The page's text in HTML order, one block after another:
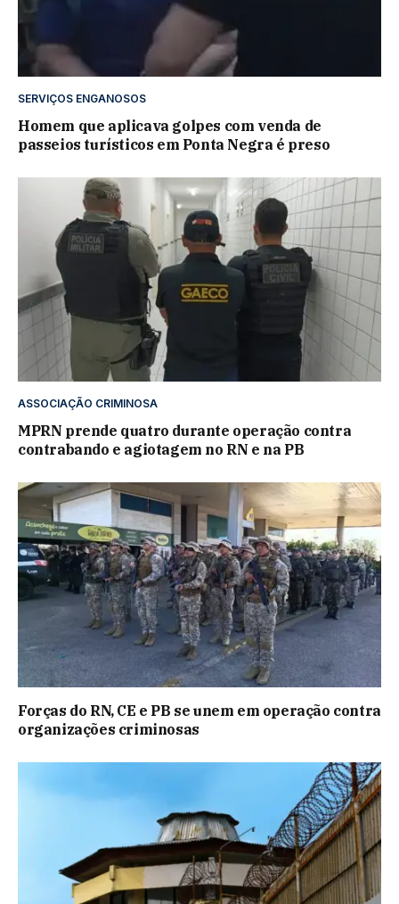
SERVIÇOS ENGANOSOS
Homem que aplicava golpes com venda de
passeios turísticos em Ponta Negra é preso
ASSOCIAÇÃO CRIMINOSA
MPRN prende quatro durante operação contra
contrabando e agiotagem no RN e na PB
Forças do RN, CE e PB se unem em operação contra
organizações criminosas